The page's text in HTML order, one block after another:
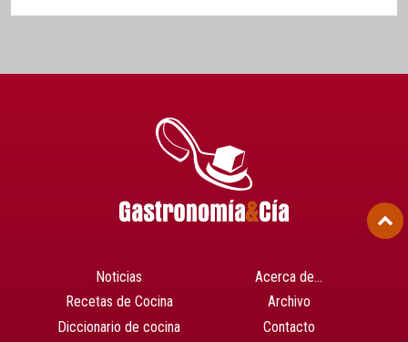
Noticias
Recetas de Cocina
Diccionario de cocina
Acerca de…
Archivo
Contacto